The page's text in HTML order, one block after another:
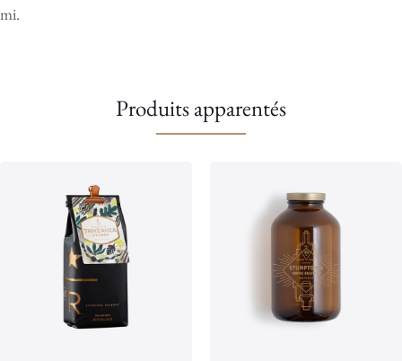
mi.
Produits apparentés